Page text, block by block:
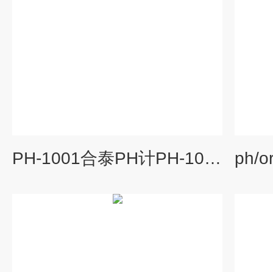
PH-1001合泰PH计PH-1001配美国BJC电极E-1312